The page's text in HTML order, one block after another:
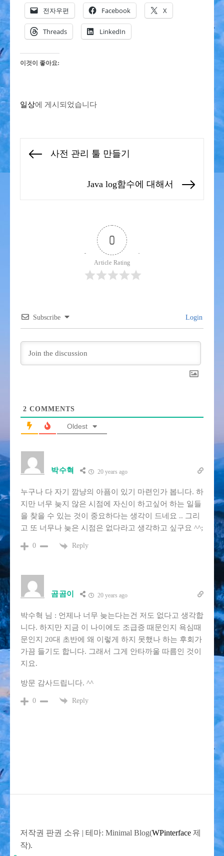
전자우편 Facebook X
Threads LinkedIn
이것이 좋아요:
일상에 게시되었습니다
Previous
사전 관리 툴 만들기
Java log함수에 대해서
0
Article Rating
Subscribe Login
2 COMMENTS
Oldest
박수혁 20 years ago
누구나 다 자기 깜냥의 아픔이 있기 마련인가 봅니다. 하
지만 너무 늦지 않은 시점에 자신이 하고싶어 하는 일들
을 찾을 수 있는 것이 중요하다는 생각이 드네요 .. 그리
고 또 너무나 늦은 시점은 없다라고 생각하고 싶구요 ^^;
0 Reply
곰곰이 20 years ago
박수혁 님 : 언제나 너무 늦는다는건 저도 없다고 생각합
니다. 하지만 지금 이 나이에도 조급증 때문인지 욕심때
문인지 20대 초반에 왜 이렇게 하지 못했나 하는 후회가
가끔 들기도 합니다. 그래서 그게 안타까울 따름인 것이
지요.
방문 감사드립니다. ^^
0 Reply
저작권 판권 소유 | 테마: Minimal Blog(WPinterface 제
작).